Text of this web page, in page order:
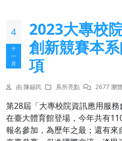
4
十
一
月
2023大專校
創新競賽本
項
由 陳錫民 系所亮點 2677 瀏覽
第28屆「大專校院資訊應用服
在臺大體育館登場，今年共有
報名參加，為歷年之最；還有